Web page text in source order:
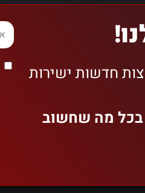
חדשות ישירות
בכל מה שחשוב